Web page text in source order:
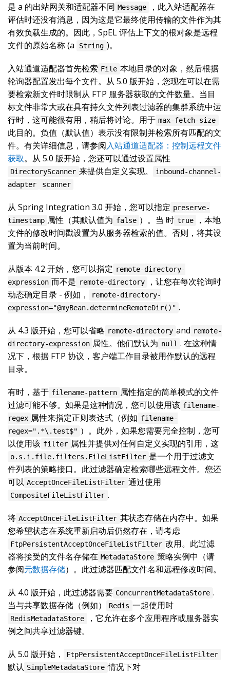
是 a 的出站网关和适配器不同 Message
，此入站适配器在
评估时还没有消息，因为这是它最终使用传输的文件作为其
有效负载生成的。因此，SpEL 评估上下文的根对象是远程
文件的原始名称 (a
String )。
入站通道适配器首先检索 File 本地目录的对象，然后根据
轮询器配置发出每个文件。从 5.0 版开始，您现在可以在需
要检索新文件时限制从 FTP 服务器获取的文件数量。当目
标文件非常大或在具有持久文件列表过滤器的集群系统中运
行时，这可能很有用，稍后将讨论。用于 max-fetch-size
此目的。负值（默认值）表示没有限制并检索所有匹配的文
件。有关详细信息，请参阅入站通道适配器：控制远程文件
获取。从 5.0 版开始，您还可以通过设置属性
DirectoryScanner 来提供自定义实现。
inbound-channel-
adapter
scanner
从 Spring Integration 3.0 开始，您可以指定 preserve-
timestamp 属性（其默认值为 false ）。当 时 true
，本地
文件的修改时间戳设置为从服务器检索的值。否则，将其设
置为当前时间。
从版本 4.2 开始，您可以指定 remote-directory-
expression 而不是 remote-directory
，让您在每次轮询时
动态确定目录 - 例如，
remote-directory-
expression="@myBean.determineRemoteDir()" .
从 4.3 版开始，您可以省略 remote-directory and remote-
directory-expression 属性。他们默认为 null . 在这种情
况下，根据 FTP 协议，客户端工作目录被用作默认的远程
目录。
有时，基于 filename-pattern 属性指定的简单模式的文件
过滤可能不够。如果是这种情况，您可以使用该 filename-
regex 属性来指定正则表达式（例如 filename-
regex=".*\.test$" ）。此外，如果您需要完全控制，您可
以使用该 filter 属性并提供对任何自定义实现的引用，这
o.s.i.file.filters.FileListFilter 是一个用于过滤文
件列表的策略接口。此过滤器确定检索哪些远程文件。您还
可以 AcceptOnceFileListFilter 通过使用
CompositeFileListFilter .
将 AcceptOnceFileListFilter 其状态存储在内存中。如果
您希望状态在系统重新启动后仍然存在，请考虑
FtpPersistentAcceptOnceFileListFilter 改用。此过滤
器将接受的文件名存储在 MetadataStore 策略实例中（请
参阅元数据存储）。此过滤器匹配文件名和远程修改时间。
从 4.0 版开始，此过滤器需要 ConcurrentMetadataStore .
当与共享数据存储（例如）
Redis 一起使用时
RedisMetadataStore
，它允许在多个应用程序或服务器实
例之间共享过滤器键。
从 5.0 版开始， FtpPersistentAcceptOnceFileListFilter
默认 SimpleMetadataStore 情况下对